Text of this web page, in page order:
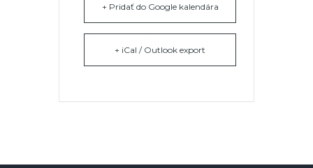
+ Pridať do Google kalendára
+ iCal / Outlook export